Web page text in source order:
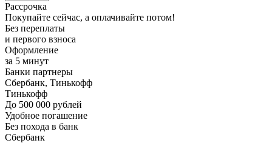
Рассрочка
Покупайте сейчас, а оплачивайте потом!
Без переплаты
и первого взноса
Оформление
за 5 минут
Банки партнеры
Сбербанк, Тинькофф
Тинькофф
До 500 000 рублей
Удобное погашение
Без похода в банк
Сбербанк